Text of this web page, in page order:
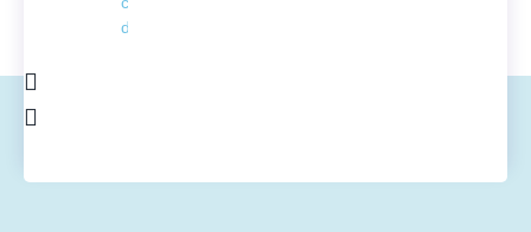
de l'énergie